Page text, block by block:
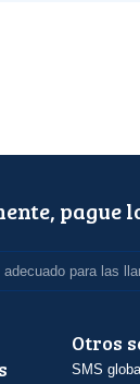
pague
adecuado para las
Otros
SMS